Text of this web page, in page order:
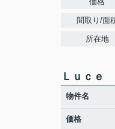
間取り/面
所在地
Ｌｕｃｅ
物件名
価格